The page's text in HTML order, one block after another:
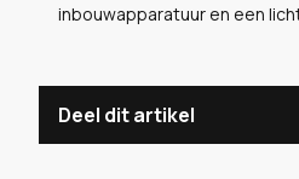
inbouwapparatuur en een
Deel dit artikel